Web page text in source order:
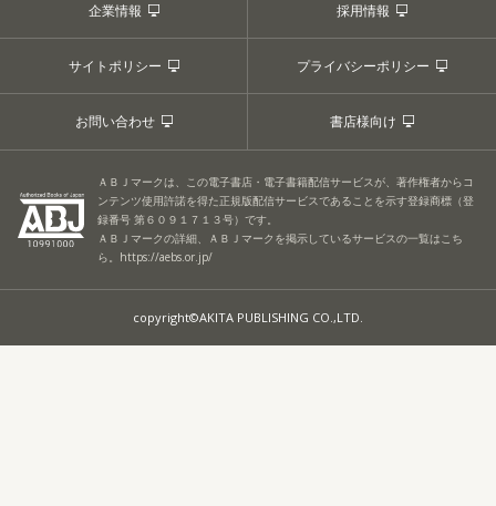
企業情報 採用情報
サイトポリシー プライバシーポリシー
お問い合わせ 書店様向け
ＡＢＪマークは、この電子書店・電子書籍配信サービスが、著作権者からコ
ンテンツ使用許諾を得た正規版配信サービスであることを示す登録商標（登
録番号 第６０９１７１３号）です。
ＡＢＪマークの詳細、ＡＢＪマークを掲示しているサービスの一覧はこち
ら。 https://aebs.or.jp/
copyright©AKITA PUBLISHING CO.,LTD.